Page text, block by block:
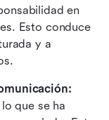
en
Esto conduce
y a
que se ha